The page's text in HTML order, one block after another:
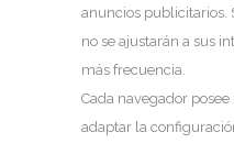
anuncios publicitarios.
no se ajustarán a sus
más frecuencia.
Cada navegador
adaptar la